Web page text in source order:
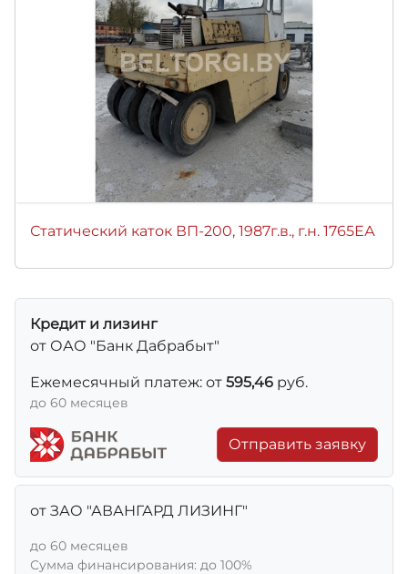
Статический каток ВП-200, 1987г.в., г.н. 1765ЕА
Кредит и лизинг
от ОАО "Банк Дабрабыт"
Ежемесячный платеж: от 595,46 руб.
до 60 месяцев
Отправить заявку
от ЗАО "АВАНГАРД ЛИЗИНГ"
до 60 месяцев
Сумма финансирования: до 100%